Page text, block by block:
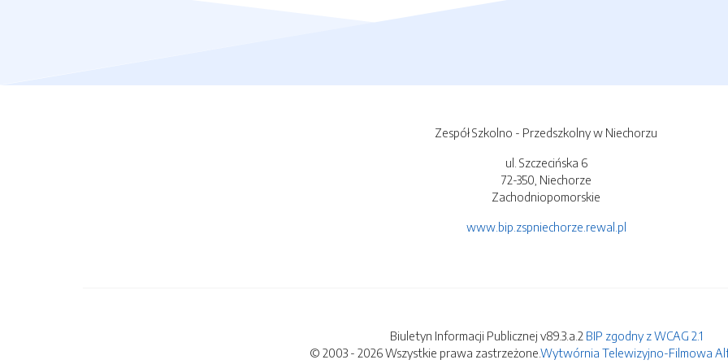
Zespół Szkolno - Przedszkolny w Niechorzu
ul. Szczecińska 6
72-350, Niechorze
Zachodniopomorskie
www.bip.zspniechorze.rewal.pl
Biuletyn Informacji Publicznej v89.3.a.2 BIP zgodny z WCAG 2.1
© 2003 - 2026 Wszystkie prawa zastrzeżone.Wytwórnia Telewizyjno-Filmowa